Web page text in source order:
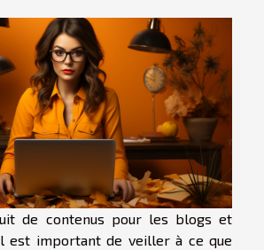
de contenus pour les blogs et
est important de veiller à ce que